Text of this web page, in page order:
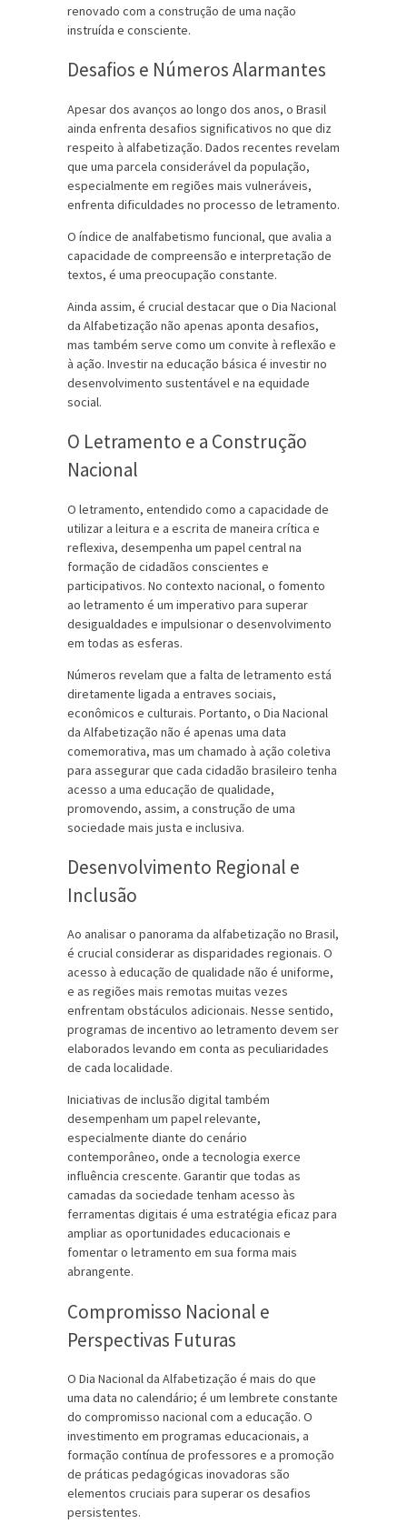
renovado com a construção de uma nação
instruída e consciente.
Desafios e Números Alarmantes
Apesar dos avanços ao longo dos anos, o Brasil
ainda enfrenta desafios significativos no que diz
respeito à alfabetização. Dados recentes revelam
que uma parcela considerável da população,
especialmente em regiões mais vulneráveis,
enfrenta dificuldades no processo de letramento.
O índice de analfabetismo funcional, que avalia a
capacidade de compreensão e interpretação de
textos, é uma preocupação constante.
Ainda assim, é crucial destacar que o Dia Nacional
da Alfabetização não apenas aponta desafios,
mas também serve como um convite à reflexão e
à ação. Investir na educação básica é investir no
desenvolvimento sustentável e na equidade
social.
O Letramento e a Construção
Nacional
O letramento, entendido como a capacidade de
utilizar a leitura e a escrita de maneira crítica e
reflexiva, desempenha um papel central na
formação de cidadãos conscientes e
participativos. No contexto nacional, o fomento
ao letramento é um imperativo para superar
desigualdades e impulsionar o desenvolvimento
em todas as esferas.
Números revelam que a falta de letramento está
diretamente ligada a entraves sociais,
econômicos e culturais. Portanto, o Dia Nacional
da Alfabetização não é apenas uma data
comemorativa, mas um chamado à ação coletiva
para assegurar que cada cidadão brasileiro tenha
acesso a uma educação de qualidade,
promovendo, assim, a construção de uma
sociedade mais justa e inclusiva.
Desenvolvimento Regional e
Inclusão
Ao analisar o panorama da alfabetização no Brasil,
é crucial considerar as disparidades regionais. O
acesso à educação de qualidade não é uniforme,
e as regiões mais remotas muitas vezes
enfrentam obstáculos adicionais. Nesse sentido,
programas de incentivo ao letramento devem ser
elaborados levando em conta as peculiaridades
de cada localidade.
Iniciativas de inclusão digital também
desempenham um papel relevante,
especialmente diante do cenário
contemporâneo, onde a tecnologia exerce
influência crescente. Garantir que todas as
camadas da sociedade tenham acesso às
ferramentas digitais é uma estratégia eficaz para
ampliar as oportunidades educacionais e
fomentar o letramento em sua forma mais
abrangente.
Compromisso Nacional e
Perspectivas Futuras
O Dia Nacional da Alfabetização é mais do que
uma data no calendário; é um lembrete constante
do compromisso nacional com a educação. O
investimento em programas educacionais, a
formação contínua de professores e a promoção
de práticas pedagógicas inovadoras são
elementos cruciais para superar os desafios
persistentes.